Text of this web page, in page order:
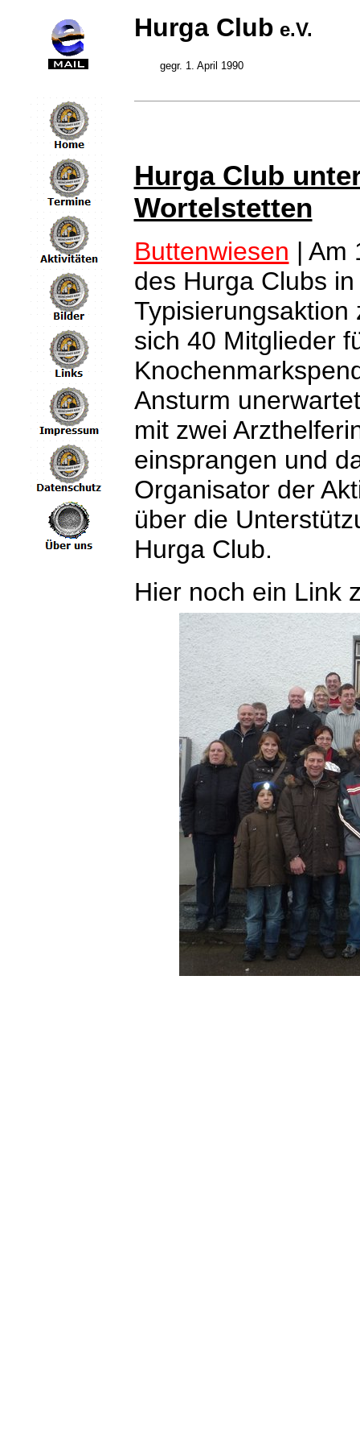
Hurga Club e.V.
gegr. 1. April 1990
Hurga Club
Wortelstetten
Buttenwiesen | Am
des Hurga Clubs
sich 40 Mitglieder
Ansturm
mit zwei
einsprangen und
Organisator der
über die
Hurga Club.
Hier noch ein Link